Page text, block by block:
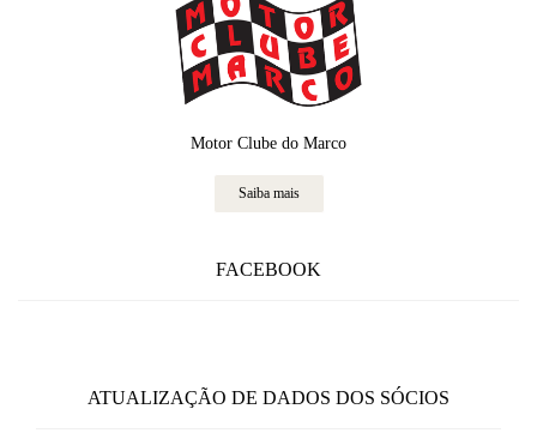
Motor Clube do Marco
Saiba mais
FACEBOOK
ATUALIZAÇÃO DE DADOS DOS SÓCIOS